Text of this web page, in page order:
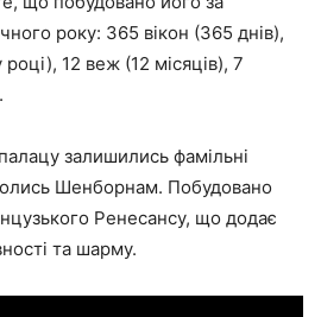
року: 365 вікон (365 днів),
12 веж (12 місяців), 7
залишились фамільні
Шенборнам. Побудовано
Ренесансу, що додає
та шарму.